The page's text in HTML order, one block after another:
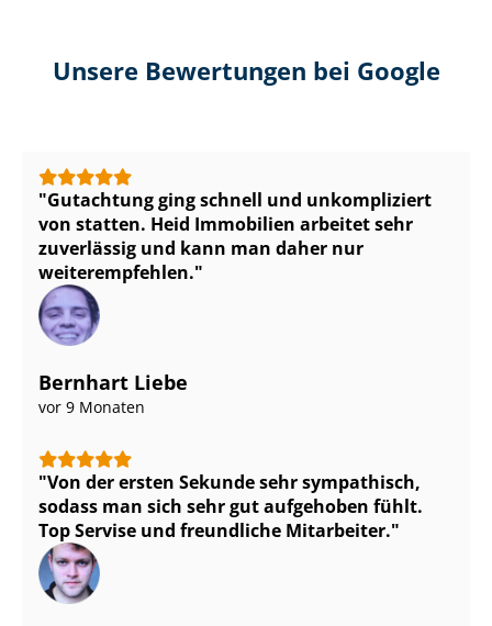
Unsere Bewertungen bei Google
Gutachtung ging schnell und unkompliziert
von statten. Heid Immobilien arbeitet sehr
zuverlässig und kann man daher nur
weiterempfehlen.
Bernhart Liebe
vor 9 Monaten
Von der ersten Sekunde sehr sympathisch,
sodass man sich sehr gut aufgehoben fühlt.
Top Servise und freundliche Mitarbeiter.